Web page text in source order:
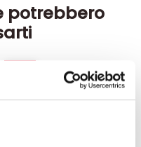
potrebbero